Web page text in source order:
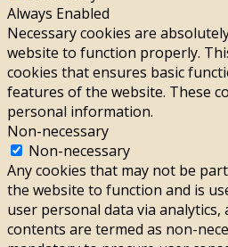
Always Enabled
Necessary cookies are
website to function properly.
cookies that ensures basic
features of the website. These
personal information.
Non-necessary
Non-necessary
Any cookies that may not be
the website to function and is
user personal data via analytics,
contents are termed as non-